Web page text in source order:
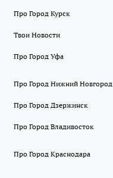
Про Город Курск
Твои Новости
Про Город Уфа
Про Город Нижний Новгород
Про Город Дзержинск
Про Город Владивосток
Про Город Краснодара